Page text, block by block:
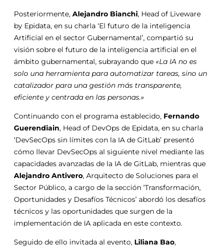
Posteriormente, Alejandro Bianchi, Head of Liveware
by Epidata, en su charla ‘El futuro de la inteligencia
Artificial en el sector Gubernamental’, compartió su
visión sobre el futuro de la inteligencia artificial en el
ámbito gubernamental, subrayando que «La IA no es
solo una herramienta para automatizar tareas, sino un
catalizador para una gestión más transparente,
eficiente y centrada en las personas.»
Continuando con el programa establecido, Fernando
Guerendiain, Head of DevOps de Epidata, en su charla
‘DevSecOps sin límites con la IA de GitLab’ presentó
cómo llevar DevSecOps al siguiente nivel mediante las
capacidades avanzadas de la IA de GitLab, mientras que
Alejandro Antivero, Arquitecto de Soluciones para el
Sector Público, a cargo de la sección ‘Transformación,
Oportunidades y Desafíos Técnicos’ abordó los desafíos
técnicos y las oportunidades que surgen de la
implementación de IA aplicada en este contexto.
Seguido de ello invitada al evento, Liliana Bao,